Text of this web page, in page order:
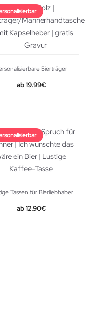
Bierträger
19.99€
Tassen für Bierliebhaber
Original
12.90€Current